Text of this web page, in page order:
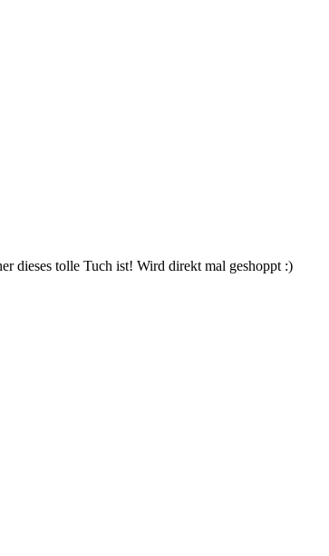
dieses tolle Tuch ist! Wird direkt mal geshoppt :)